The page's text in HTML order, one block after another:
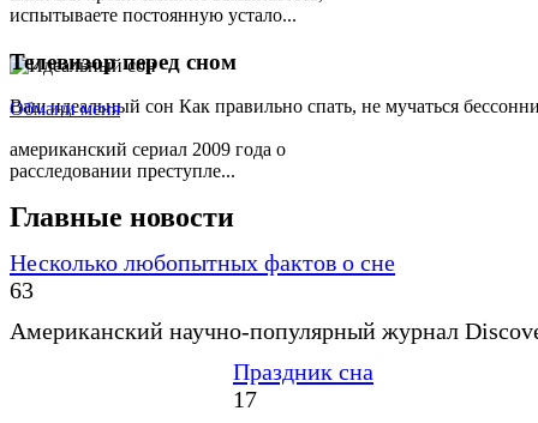
Ваш идеальный сон Как правильно спать, не мучаться
испытываете постоянную устало...
Телевизорперед сном
Обмани меня
американский сериал 2009 года о
расследовании преступле...
Главные новости
Несколько любопытных фактов о сне
63
Американский научно-популярный журнал
Праздник сна
17